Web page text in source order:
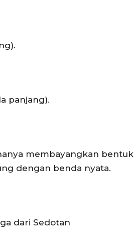
panjang).
membayangkan bentuk
dengan benda nyata.
dari Sedotan